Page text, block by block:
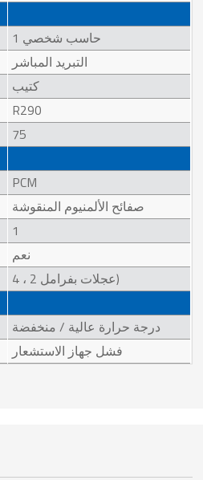
حاسب شخصي 1
التبريد المباشر
كتيب
R290
75
PCM
صفائح الألمنيوم المنقوشة
1
نعم
4 ، 2 عجلات بفرامل)
درجة حرارة عالية / منخفضة
فشل جهاز الاستشعار